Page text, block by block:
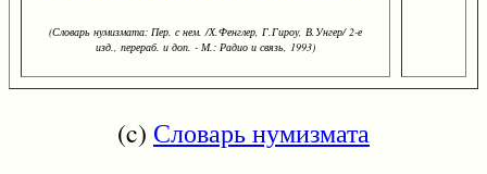
(Словарь нумизмата: Пер. с нем. /Х.Фенглер, Г.Гироу, В.Унгер/ 2-е
изд., перераб. и доп. - М.: Радио и связь, 1993)
(c) Словарь нумизмата